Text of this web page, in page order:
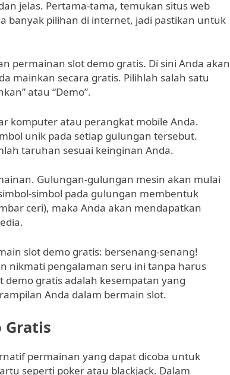
jelas. Pertama-tama, temukan situs web
banyak pilihan di internet, jadi pastikan untuk
permainan slot demo gratis. Di sini Anda akan
mainkan secara gratis. Pilihlah salah satu
atau “Demo”.
komputer atau perangkat mobile Anda.
unik pada setiap gulungan tersebut.
taruhan sesuai keinginan Anda.
Gulungan-gulungan mesin akan mulai
simbol pada gulungan membentuk
ceri), maka Anda akan mendapatkan
slot demo gratis: bersenang-senang!
nikmati pengalaman seru ini tanpa harus
gratis adalah kesempatan yang
Anda dalam bermain slot.
permainan yang dapat dicoba untuk
seperti poker atau blackjack. Dalam